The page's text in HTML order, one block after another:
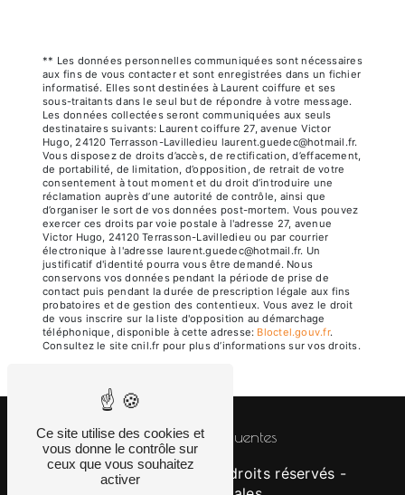
** Les données personnelles communiquées sont nécessaires
aux fins de vous contacter et sont enregistrées dans un fichier
informatisé. Elles sont destinées à Laurent coiffure et ses
sous-traitants dans le seul but de répondre à votre message.
Les données collectées seront communiquées aux seuls
destinataires suivants: Laurent coiffure 27, avenue Victor
Hugo, 24120 Terrasson-Lavilledieu laurent.guedec@hotmail.fr.
Vous disposez de droits d’accès, de rectification, d’effacement,
de portabilité, de limitation, d’opposition, de retrait de votre
consentement à tout moment et du droit d’introduire une
réclamation auprès d’une autorité de contrôle, ainsi que
d’organiser le sort de vos données post-mortem. Vous pouvez
exercer ces droits par voie postale à l'adresse 27, avenue
Victor Hugo, 24120 Terrasson-Lavilledieu ou par courrier
électronique à l'adresse laurent.guedec@hotmail.fr. Un
justificatif d'identité pourra vous être demandé. Nous
conservons vos données pendant la période de prise de
contact puis pendant la durée de prescription légale aux fins
probatoires et de gestion des contentieux. Vous avez le droit
de vous inscrire sur la liste d'opposition au démarchage
téléphonique, disponible à cette adresse:
Bloctel.gouv.fr.
Consultez le site cnil.fr pour plus d’informations sur vos droits.
Recherches fréquentes
©Vistalid- 2026 - Tous droits réservés -
Ce site utilise des cookies et
vous donne le contrôle sur
ceux que vous souhaitez
activer